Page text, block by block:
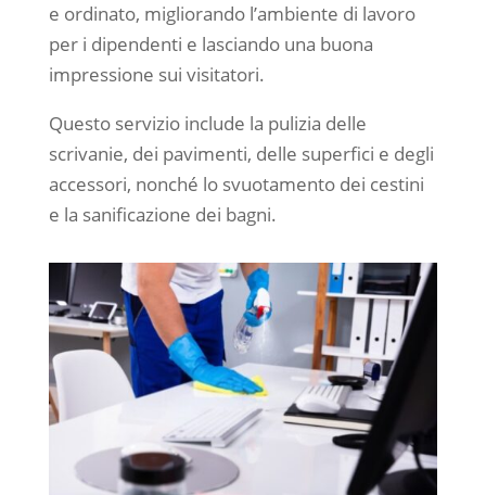
e ordinato, migliorando l’ambiente di lavoro
per i dipendenti e lasciando una buona
impressione sui visitatori.
Questo servizio include la pulizia delle
scrivanie, dei pavimenti, delle superfici e degli
accessori, nonché lo svuotamento dei cestini
e la sanificazione dei bagni.